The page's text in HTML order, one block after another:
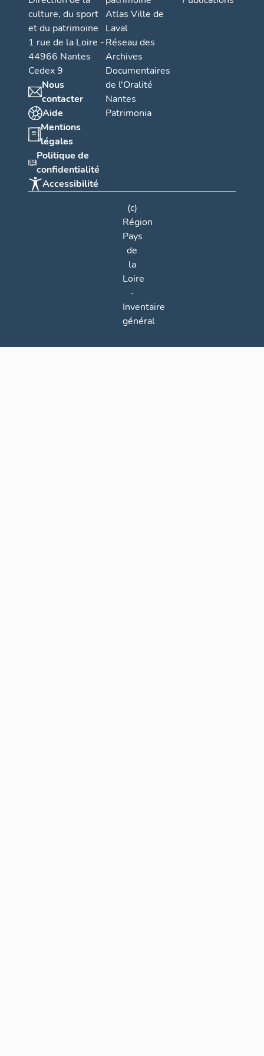
culture, du sport
et du patrimoine
1 rue de la Loire -
44966 Nantes
Cedex 9
Nous
contacter
Aide
Mentions
légales
Politique de
confidentialité
Accessibilité
Atlas Ville de
Laval
Réseau des
Archives
Documentaires
de l'Oralité
Nantes
Patrimonia
(c)
Région
Pays
de
la
Loire
-
Inventaire
général